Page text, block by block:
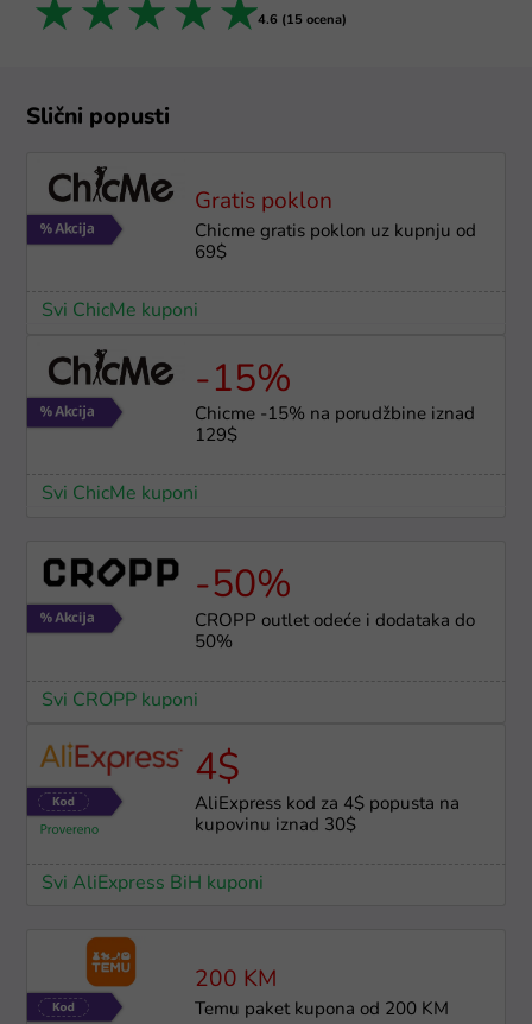
5 stars
4 stars
3 stars
2 stars
1 star 4.6 (15 ocena)
Slični popusti
Gratis poklon
Chicme gratis poklon uz kupnju od
69$
Svi ChicMe kuponi
-15%
Chicme -15% na porudžbine iznad
129$
Svi ChicMe kuponi
-50%
CROPP outlet odeće i dodataka do
50%
Svi CROPP kuponi
4$
AliExpress kod za 4$ popusta na
kupovinu iznad 30$
Svi AliExpress BiH kuponi
200 KM
Temu paket kupona od 200 KM